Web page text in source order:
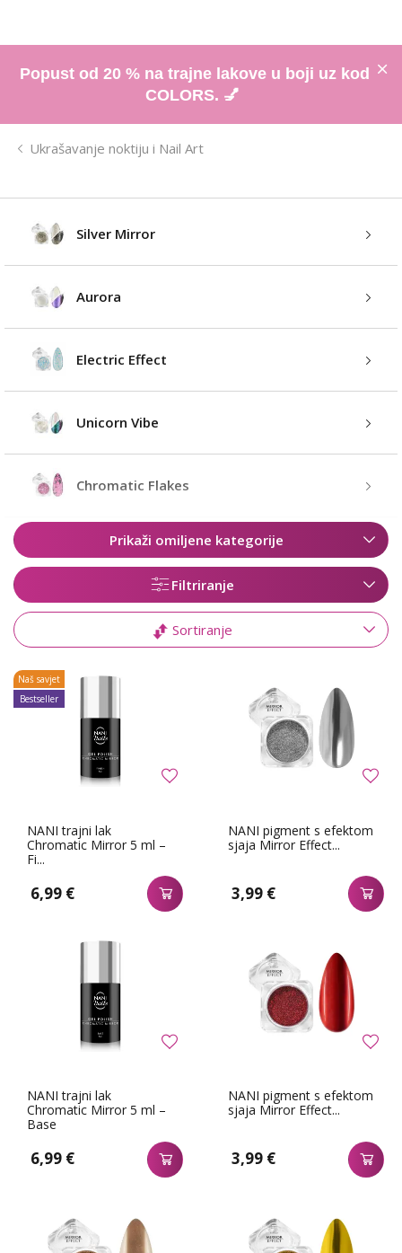
Popust od 20 % na trajne lakove u boji uz kod
COLORS. 💅
Ukrašavanje noktiju i Nail Art
Silver Mirror
Aurora
Electric Effect
Unicorn Vibe
Chromatic Flakes
Prikaži omiljene kategorije
Filtriranje
Sortiranje
NANI trajni lak
Chromatic Mirror 5 ml –
Fi...
6,99 €
Naš savjet
Bestseller
NANI pigment s efektom
sjaja Mirror Effect...
3,99 €
NANI trajni lak
Chromatic Mirror 5 ml –
Base
6,99 €
NANI pigment s efektom
sjaja Mirror Effect...
3,99 €